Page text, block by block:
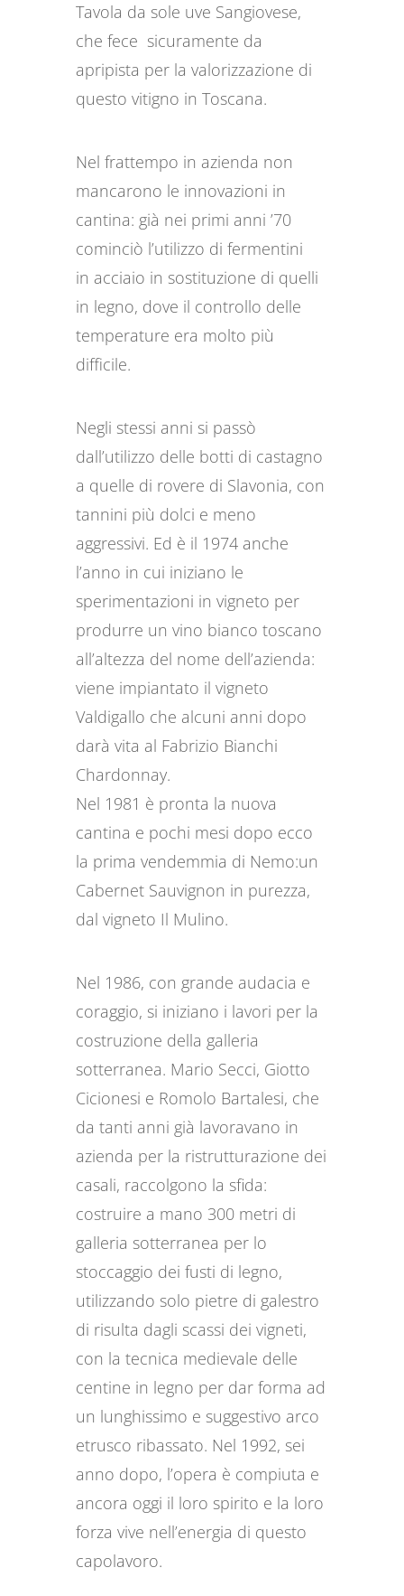
Tavola da sole uve Sangiovese,
che fece sicuramente da
apripista per la valorizzazione di
questo vitigno in Toscana.
Nel frattempo in azienda non
mancarono le innovazioni in
cantina: già nei primi anni ’70
cominciò l’utilizzo di fermentini
in acciaio in sostituzione di quelli
in legno, dove il controllo delle
temperature era molto più
difficile.
Negli stessi anni si passò
dall’utilizzo delle botti di castagno
a quelle di rovere di Slavonia, con
tannini più dolci e meno
aggressivi. Ed è il 1974 anche
l’anno in cui iniziano le
sperimentazioni in vigneto per
produrre un vino bianco toscano
all’altezza del nome dell’azienda:
viene impiantato il vigneto
Valdigallo che alcuni anni dopo
darà vita al Fabrizio Bianchi
Chardonnay.
Nel 1981 è pronta la nuova
cantina e pochi mesi dopo ecco
la prima vendemmia di Nemo:un
Cabernet Sauvignon in purezza,
dal vigneto Il Mulino.
Nel 1986, con grande audacia e
coraggio, si iniziano i lavori per la
costruzione della galleria
sotterranea. Mario Secci, Giotto
Cicionesi e Romolo Bartalesi, che
da tanti anni già lavoravano in
azienda per la ristrutturazione dei
casali, raccolgono la sfida:
costruire a mano 300 metri di
galleria sotterranea per lo
stoccaggio dei fusti di legno,
utilizzando solo pietre di galestro
di risulta dagli scassi dei vigneti,
con la tecnica medievale delle
centine in legno per dar forma ad
un lunghissimo e suggestivo arco
etrusco ribassato. Nel 1992, sei
anno dopo, l’opera è compiuta e
ancora oggi il loro spirito e la loro
forza vive nell’energia di questo
capolavoro.